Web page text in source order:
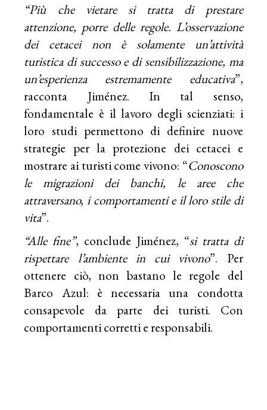
“Più che vietare si tratta di prestare
attenzione, porre delle regole. L’osservazione
dei cetacei non è solamente un’attività
turistica di successo e di sensibilizzazione, ma
un’esperienza estremamente educativa”,
racconta Jiménez. In tal senso,
fondamentale è il lavoro degli scienziati: i
loro studi permettono di definire nuove
strategie per la protezione dei cetacei e
mostrare ai turisti come vivono: “Conoscono
le migrazioni dei banchi, le aree che
attraversano, i comportamenti e il loro stile di
vita”.
“Alle fine”, conclude Jiménez, “si tratta di
rispettare l’ambiente in cui vivono”. Per
ottenere ciò, non bastano le regole del
Barco Azul: è necessaria una condotta
consapevole da parte dei turisti. Con
comportamenti corretti e responsabili.